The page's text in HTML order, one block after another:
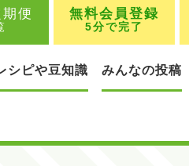
シピや豆知識 みんなの投稿
便 無料会員登録
5分で完了